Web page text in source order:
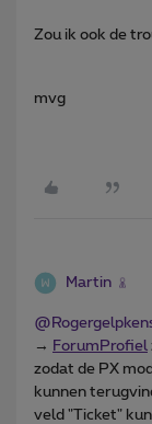
Zou ik ook de
mvg
Martin
→ ForumProfiel
zodat de PX
kunnen
veld "Ticket"